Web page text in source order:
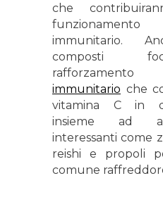
che
immunitario.
composti
immunitario che
vitamina C in
insieme ad
interessanti come
reishi e propoli
comune